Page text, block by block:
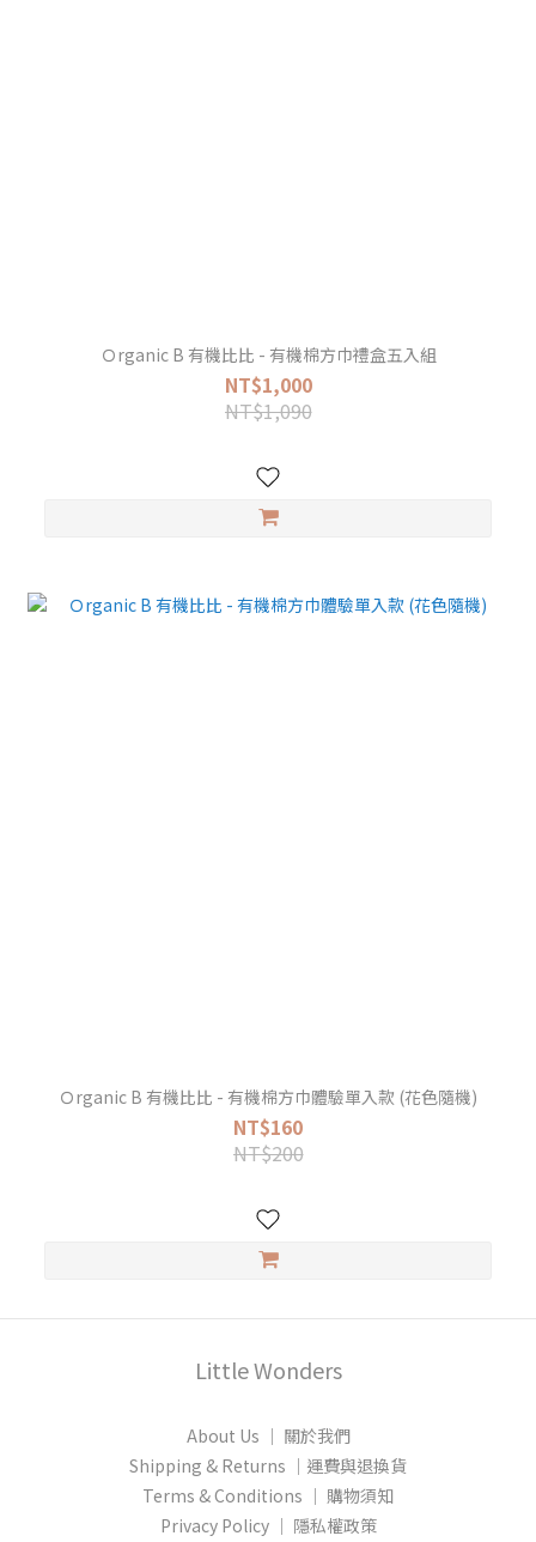
Ｏrganic B 有機比比 - 有機棉方巾禮盒五入組
NT$1,000
NT$1,090
Ｏrganic B 有機比比 - 有機棉方巾體驗單入款 (花色隨機)
NT$160
NT$200
Little Wonders
About Us │ 關於我們
Shipping & Returns │運費與退換貨
Terms & Conditions │ 購物須知
Privacy Policy │ 隱私權政策